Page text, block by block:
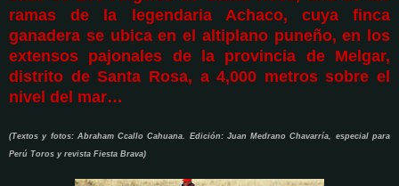
ramas de la legendaria Achaco, cuya finca
ganadera se ubica en el altiplano puneño, en los
extensos pajonales de la provincia de Melgar,
distrito de Santa Rosa, a 4,000 metros sobre el
nivel del mar…
(Textos y fotos: Abraham Ccallo Cahuana. Edición: Juan Medrano Chavarría, especial para
Perú Toros y revista Fiesta Brava)